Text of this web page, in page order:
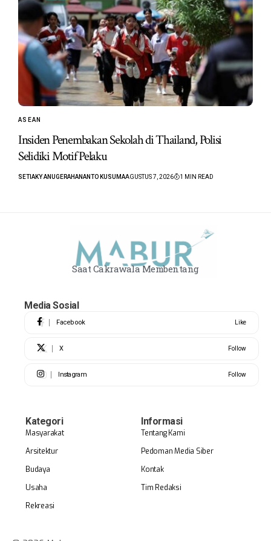
ASEAN
Insiden Penembakan Sekolah di Thailand, Polisi
Selidiki Motif Pelaku
SETIAKY ANUGERAHANANTO KUSUMAAGUSTUS 7, 2026 1 MIN READ
Saat Cakrawala Membentang
Media Sosial
Facebook Like
X Follow
Instagram Follow
Kategori
Masyarakat
Arsitektur
Budaya
Usaha
Rekreasi
Informasi
Tentang Kami
Pedoman Media Siber
Kontak
Tim Redaksi